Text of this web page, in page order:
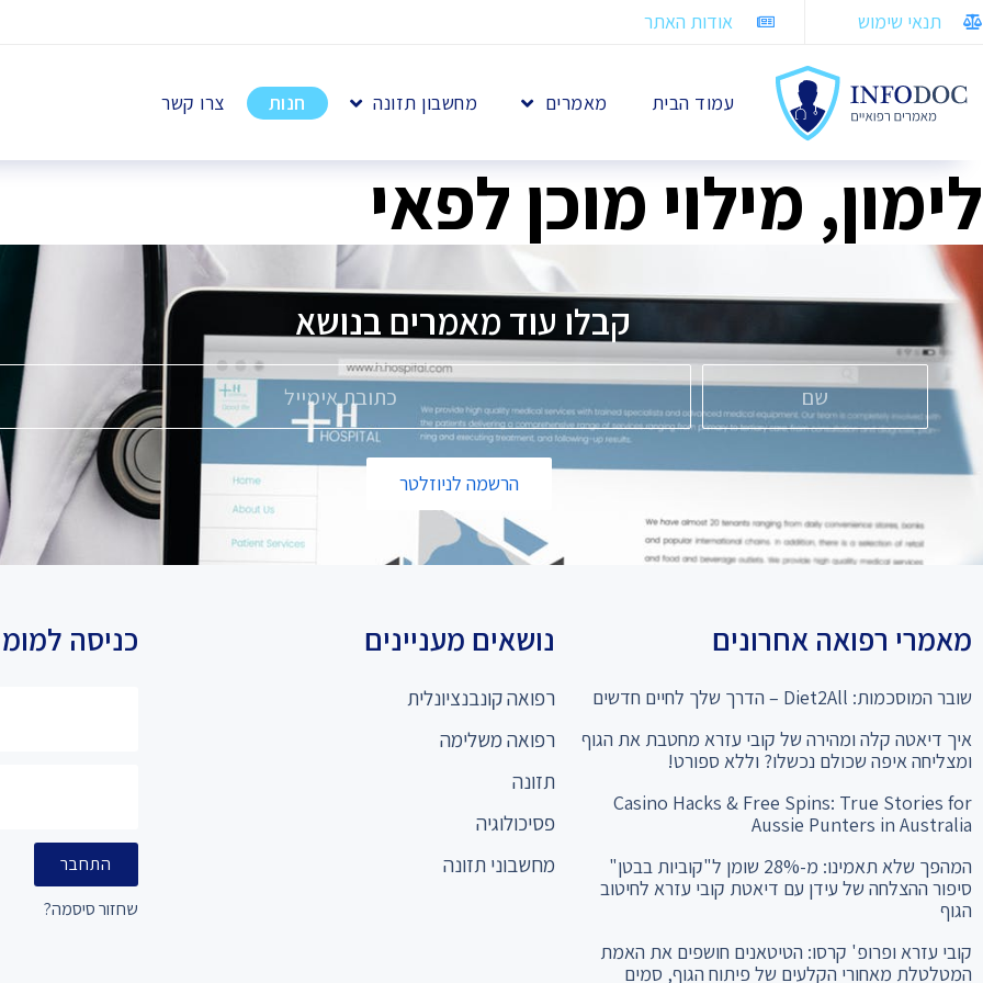
תנאי שימוש אודות האתר
עמוד הבית מאמרים מחשבון תזונה חנות צרו קשר
לימון, מילוי מוכן לפאי
קבלו עוד מאמרים בנושאפ
הרשמה לניוזלטר
מאמרי רפואה אחרונים
שובר המוסכמות: Diet2All – הדרך שלך לחיים חדשים
איך דיאטה קלה ומהירה של קובי עזרא מחטבת את הגוף
ומצליחה איפה שכולם נכשלו? וללא ספורט!
Casino Hacks & Free Spins: True Stories for
Aussie Punters in Australia
המהפך שלא תאמינו: מ-28% שומן ל"קוביות בבטן"
סיפור ההצלחה של עידן עם דיאטת קובי עזרא לחיטוב
הגוף
קובי עזרא ופרופ' קרסו: הטיטאנים חושפים את האמת
המטלטלת מאחורי הקלעים של פיתוח הגוף, סמים
נושאים מעניינים
רפואה קונבנציונלית
רפואה משלימה
תזונה
פסיכולוגיה
מחשבוני תזונה
כניסה
התחבר
שחזור סיסמה?